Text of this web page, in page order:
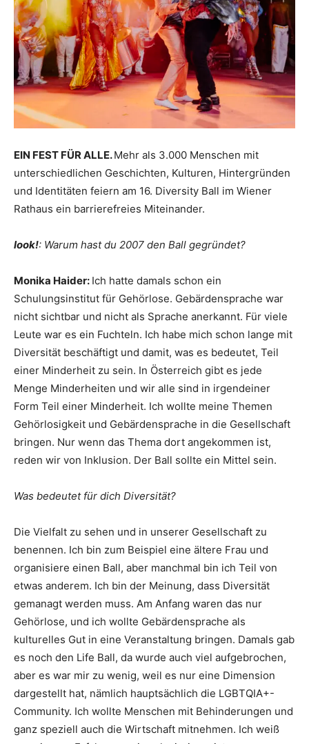
EIN FEST FÜR ALLE.Mehr als 3.000 Menschen mit
unterschiedlichen Geschichten, Kulturen, Hintergründen
und Identitäten feiern am 16. Diversity Ball im Wiener
Rathaus ein barrierefreies Miteinander.
look!: Warum hast du 2007 den Ball gegründet?
Monika Haider: Ich hatte damals schon ein
Schulungsinstitut für Gehörlose. Gebärdensprache war
nicht sichtbar und nicht als Sprache anerkannt. Für viele
Leute war es ein Fuchteln. Ich habe mich schon lange mit
Diversität beschäftigt und damit, was es bedeutet, Teil
einer Minderheit zu sein. In Österreich gibt es jede
Menge Minderheiten und wir alle sind in irgendeiner
Form Teil einer Minderheit. Ich wollte meine Themen
Gehörlosigkeit und Gebärdensprache in die Gesellschaft
bringen. Nur wenn das Thema dort angekommen ist,
reden wir von Inklusion. Der Ball sollte ein Mittel sein.
Was bedeutet für dich Diversität?
Die Vielfalt zu sehen und in unserer Gesellschaft zu
benennen. Ich bin zum Beispiel eine ältere Frau und
organisiere einen Ball, aber manchmal bin ich Teil von
etwas anderem. Ich bin der Meinung, dass Diversität
gemanagt werden muss. Am Anfang waren das nur
Gehörlose, und ich wollte Gebärdensprache als
kulturelles Gut in eine Veranstaltung bringen. Damals gab
es noch den Life Ball, da wurde auch viel aufgebrochen,
aber es war mir zu wenig, weil es nur eine Dimension
dargestellt hat, nämlich hauptsächlich die LGBTQIA+-
Community. Ich wollte Menschen mit Behinderungen und
ganz speziell auch die Wirtschaft mitnehmen. Ich weiß